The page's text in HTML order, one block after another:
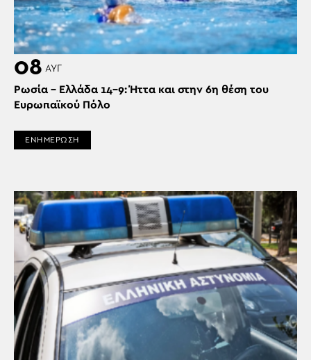
08 ΑΥΓ
Ρωσία – Ελλάδα 14-9: Ήττα και στην 6η θέση του
Ευρωπαϊκού Πόλο
ΕΝΗΜΕΡΩΣΗ